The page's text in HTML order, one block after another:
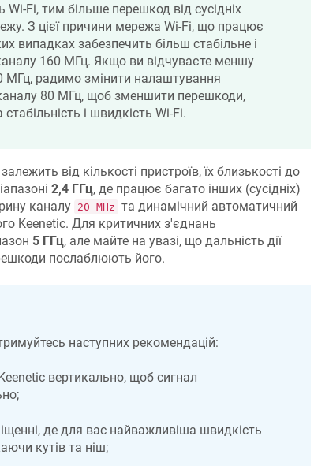
Fi, тим більше перешкод від сусідніх
З цієї причини мережа Wi-Fi, що працює
випадках забезпечить більш стабільне і
160 МГц. Якщо ви відчуваєте меншу
МГц, радимо змінити налаштування
80 МГц, щоб зменшити перешкоди,
і швидкість Wi-Fi.
від кількості пристроїв, їх близькості до
2,4 ГГц, де працює багато інших (сусідніх)
каналу 20 MHz та динамічний автоматичний
Keenetic. Для критичних з'єднань
5 ГГц, але майте на увазі, що дальність дії
послаблюють його.
наступних рекомендацій:
вертикально, щоб сигнал
де для вас найважливіша швидкість
кутів та ніш;